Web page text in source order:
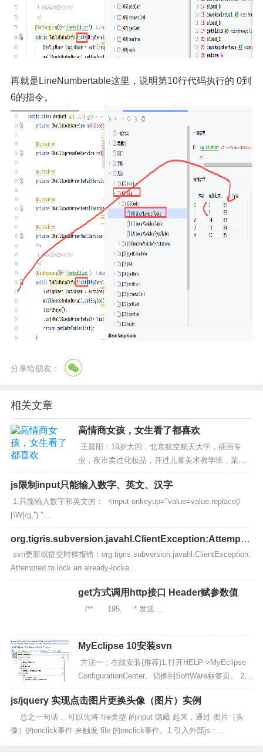
再就是LineNumbertable这里，说明第10行代码执行的 0到
6的指令。
分享给朋友：
相关文章
高情商女孩，女生看了都喜欢
王晨阳：19岁大四，北京航空航天大学，插画专
业，夜市卖过化妆品，开过儿童美术教学班，某网
站签约网络小说作家，15岁开始，3年时间写了8部
小数约24万字；对话1：沈东军 vs王晨阳沈东军：
像...
js限制input只能输入数字、英文、汉字
1.只能输入数字和英文的： <input onkeyup="value=value.replace(/
[\W]/g,'') "...
org.tigris.subversion.javahl.ClientException:Attempte
d to lock an already-locked dir
svn更新或提交时候报错：org.tigris.subversion.javahl.ClientException:
Attempted to lock an already-locke...
get方式调用http接口 Header赋参数值
/** 195. * 发送...
MyEclipse 10安装svn
方法一：在线安装(推荐)1.打开HELP->MyEclipse
ConfigurationCenter。切换到SoftWare标签页。 2.
点击Add Site 打开对话框...
js/jquery 实现点击图片更换头像（图片）实例
总之一句话， 可以先将 file类型 的input 隐藏 起来，通过 图片（头
像）的onclick事件 来触发 file 的onclick事件。1.引入外部js：...